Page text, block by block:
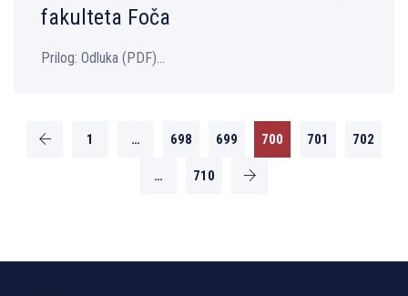
fakulteta Foča
Prilog: Оdluka (PDF)...
1 … 698 699 700 701 702
… 710